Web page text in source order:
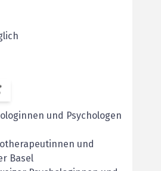
und Psychologen
und
Basel